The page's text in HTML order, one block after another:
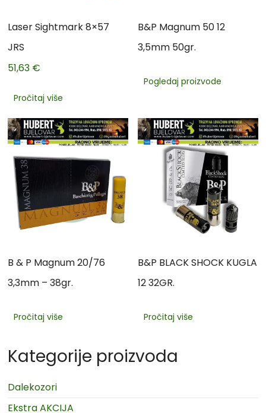
Laser Sightmark 8×57
JRS
51,63 €
Pročitaj više
B&P Magnum 50 12
3,5mm 50gr.
Pogledaj proizvode
B & P Magnum 20/76
3,3mm – 38gr.
Pročitaj više
B&P BLACK SHOCK KUGLA
12 32GR.
Pročitaj više
Kategorije proizvoda
Dalekozori
Ekstra AKCIJA